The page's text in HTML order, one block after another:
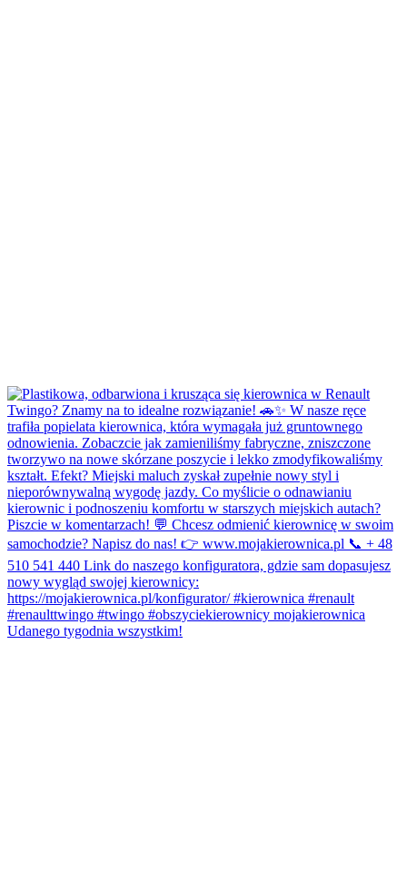
Udanego tygodnia wszystkim!